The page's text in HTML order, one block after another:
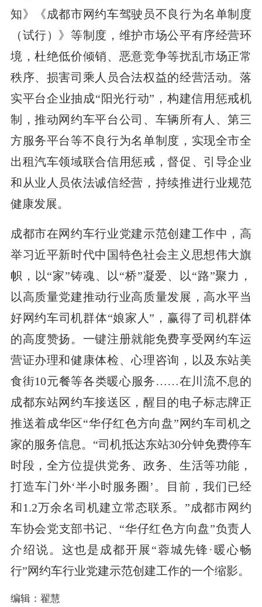
知》《成都市网约车驾驶员不良行为名单制度
（试行）》等制度，维护市场公平有序经营环
境，杜绝低价倾销、恶意竞争等扰乱市场正常
秩序、损害司乘人员合法权益的经营活动。落
实平台企业抽成“阳光行动”，构建信用惩戒机
制，推动网约车平台公司、车辆所有人、第三
方服务平台等不良行为名单制度，实现全市全
出租汽车领域联合信用惩戒，督促、引导企业
和从业人员依法诚信经营，持续推进行业规范
健康发展。
成都市在网约车行业党建示范创建工作中，高
举习近平新时代中国特色社会主义思想伟大旗
帜，以“家”铸魂、以“桥”凝爱、以“路”聚力，
以高质量党建推动行业高质量发展，高水平当
好网约车司机群体“娘家人”，赢得了司机群体
的高度赞扬。一键注册就能免费享受网约车运
营证办理和健康体检、心理咨询，以及东站美
食街10元餐等各类暖心服务……在川流不息的
成都东站网约车接送区，醒目的电子标志牌正
推送着成华区“华仔红色方向盘”网约车司机之
家的服务信息。“司机抵达东站30分钟免费停车
时段，全方位提供党务、政务、生活等功能，
打造车门外‘半小时服务圈’。目前，我们已经
和1.2万余名司机建立常态联系。”成都市网约
车协会党支部书记、“华仔红色方向盘”负责人
介绍说。这也是成都开展“蓉城先锋·暖心畅
行”网约车行业党建示范创建工作的一个缩影。
编辑：翟慧